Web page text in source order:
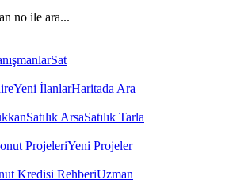
no ile ara...
Sat
Yeni İlanlarHaritada Ara
Satılık ArsaSatılık Tarla
ProjeleriYeni Projeler
Kredisi RehberiUzman